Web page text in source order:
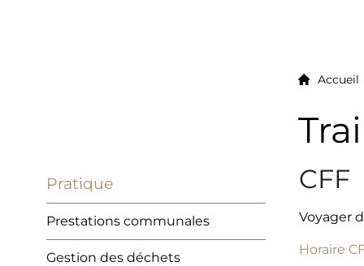
Accueil
Sous-navigation
Pratique
Prestations communales
Gestion des déchets
CFF
Voyager
Horaire